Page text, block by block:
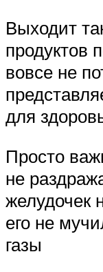
Выходит
продуктов
вовсе не
для
Просто
не
желудочек
его не
газы